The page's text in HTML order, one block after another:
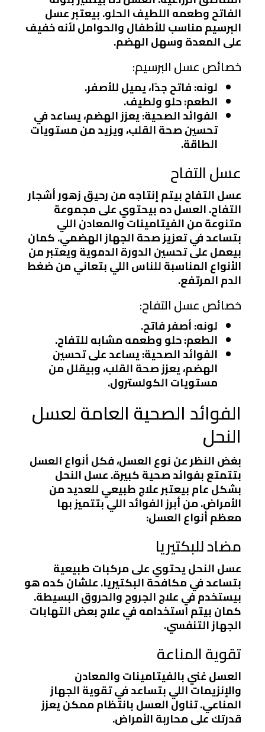
الفاتح وطعمه اللطيف الحلو. بيعتبر عسل
البرسيم مناسب للأطفال والحوامل لأنه خفيف
على المعدة وسهل الهضم.
خصائص عسل البرسيم:
لونه: فاتح جدًا، يميل للأصفر.
الطعم: حلو ولطيف.
الفوائد الصحية: يعزز الهضم، يساعد في
تحسين صحة القلب، ويزيد من مستويات
الطاقة.
عسل التفاح
عسل التفاح بيتم إنتاجه من رحيق زهور أشجار
التفاح. العسل ده بيحتوي على مجموعة
متنوعة من الفيتامينات والمعادن اللي
بتساعد في تعزيز صحة الجهاز الهضمي. كمان
بيعمل على تحسين الدورة الدموية ويعتبر من
الأنواع المناسبة للناس اللي بتعاني من ضغط
الدم المرتفع.
خصائص عسل التفاح:
لونه: أصفر فاتح.
الطعم: حلو وطعمه مشابه للتفاح.
الفوائد الصحية: يساعد على تحسين
الهضم، يعزز صحة القلب، وبيقلل من
مستويات الكولسترول.
الفوائد الصحية العامة لعسل
النحل
بغض النظر عن نوع العسل، فكل أنواع العسل
بتتمتع بفوائد صحية كبيرة. عسل النحل
بشكل عام بيعتبر علاج طبيعي للعديد من
الأمراض. من أبرز الفوائد اللي بتتميز بها
معظم أنواع العسل:
مضاد للبكتيريا
عسل النحل يحتوي على مركبات طبيعية
بتساعد في مكافحة البكتيريا. علشان كده هو
بيستخدم في علاج الجروح والحروق البسيطة.
كمان بيتم استخدامه في علاج بعض التهابات
الجهاز التنفسي.
تقوية المناعة
العسل غني بالفيتامينات والمعادن
والإنزيمات اللي بتساعد في تقوية الجهاز
المناعي. تناول العسل بانتظام ممكن يعزز
قدرتك على محاربة الأمراض.